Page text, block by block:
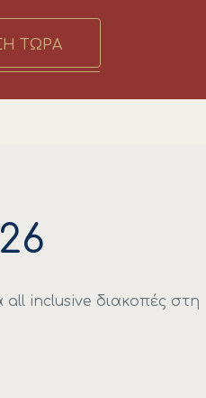
ΤΩΡΑ
inclusive διακοπές στη